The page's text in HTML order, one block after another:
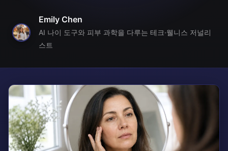
Emily Chen
AI 나이 도구와 피부 과학을 다루는 테크·웰니스 저널리
스트